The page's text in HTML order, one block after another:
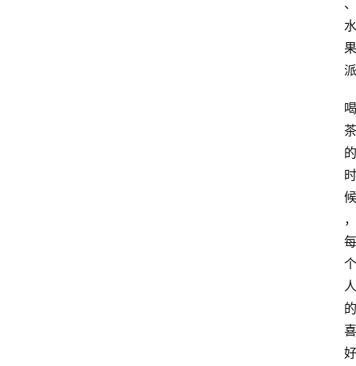
、
水
果
派
喝
茶
的
时
候
，
每
个
人
的
喜
好